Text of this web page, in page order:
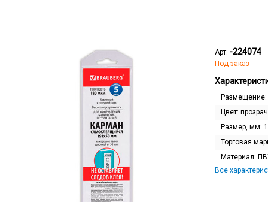
Арт. -224074
Под заказ
Размещение:
Цвет:
Размер, мм:
Торговая
Материал:
Все